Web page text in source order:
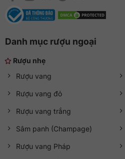
Danh mục rượu ngoại
Rượu nhẹ
Rượu vang
Rượu vang đỏ
Rượu vang trắng
Sâm panh (Champage)
Rượu vang Pháp